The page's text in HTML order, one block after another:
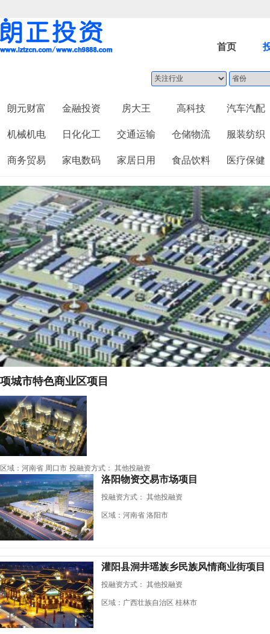
首页
朗元财富 金融投资 房大王 高科技 汽车汽配
机械机电 日化化工 交通运输 仓储物流 服装纺织
商务贸易 家电数码 家居日用 食品饮料 医疗保健
项城市特色商业区项目
区域：河南省 周口市 投融资方式： 其他投融资
洛阳物资交易市场项目
投融资方式： 其他投融资
区域：河南省 洛阳市
灌阳县洞井瑶族乡民族风情商业街项目
投融资方式： 其他投融资
区域：广西壮族自治区 桂林市